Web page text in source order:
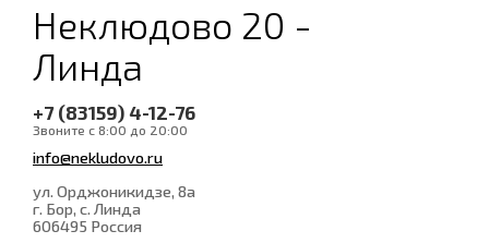
Неклюдово 20 -
Линда
+7 (83159) 4-12-76
Звоните с 8:00 до 20:00
info@nekludovo.ru
ул. Орджоникидзе, 8а
г. Бор, с. Линда
606495 Россия